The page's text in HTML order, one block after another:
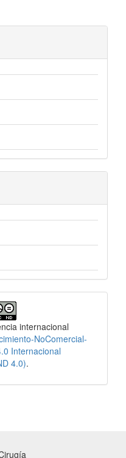
internacional
NoComercial-
Internacional
4.0).